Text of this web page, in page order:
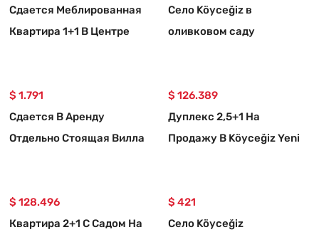
Сдается Меблированная
Квартира 1+1 В Центре
Село Köyceğiz в
оливковом саду
Отдельностоящая Дом
$ 1.791
Сдается В Аренду
Отдельно Стоящая Вилла
Кёйджегизе.
$ 126.389
Дуплекс 2,5+1 На
Продажу В Köyceğiz Yeni
$ 128.496
Квартира 2+1 С Садом На
$ 421
Село Köyceğiz